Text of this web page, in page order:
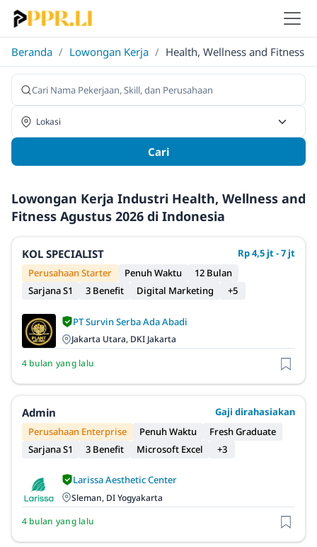
Beranda / Lowongan Kerja / Health, Wellness and Fitness
Cari
Lowongan Kerja Industri Health, Wellness and
Fitness Agustus 2026 di Indonesia
KOL SPECIALIST
Rp 4,5 jt - 7 jt
Perusahaan Starter
Penuh Waktu
12 Bulan
Sarjana S1
3 Benefit Digital Marketing +5
PT Survin Serba Ada Abadi
Jakarta Utara, DKI Jakarta
4 bulan yang lalu
Admin
Gaji dirahasiakan
Perusahaan Enterprise
Penuh Waktu
Fresh Graduate
Sarjana S1
3 Benefit Microsoft Excel +3
Larissa Aesthetic Center
Sleman, DI Yogyakarta
4 bulan yang lalu